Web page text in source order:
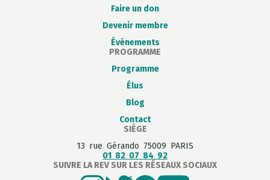
Faire un don
Devenir membre
Événements
PROGRAMME
Programme
Élus
Blog
Contact
SIÈGE
13 rue Gérando 75009 PARIS
01 82 07 84 92
SUIVRE LA REV SUR LES RÉSEAUX SOCIAUX